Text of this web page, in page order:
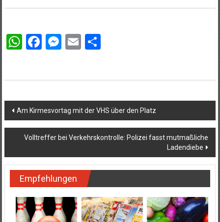
WhatsApp
Facebook
Messenger
EmailTeilen
Beitragsnavigation
Am Kirmesvortag mit der VHS über den Platz
Volltreffer bei Verkehrskontrolle: Polizei fasst mutmaßliche
Ladendiebe
Empfehlungen